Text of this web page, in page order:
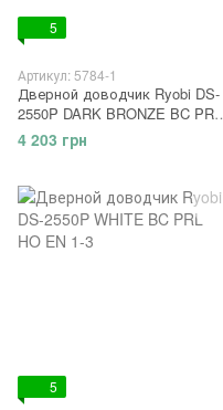
5
Артикул: 5784-1
Дверной доводчик Ryobi DS-
2550P DARK BRONZE BC PRL
HO EN 1-3
4 203 грн
5